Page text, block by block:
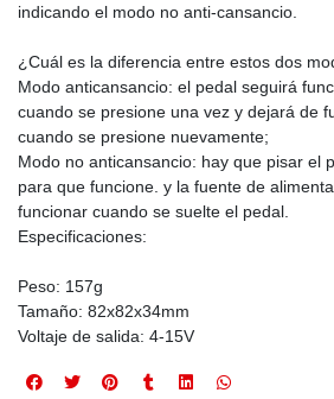
indicando el modo no anti-cansancio.
¿Cuál es la diferencia entre estos dos
Modo anticansancio: el pedal seguirá
cuando se presione una vez y dejará de
cuando se presione nuevamente;
Modo no anticansancio: hay que pisar el
para que funcione. y la fuente de
funcionar cuando se suelte el pedal.
Especificaciones:
Peso: 157g
Tamaño: 82x82x34mm
Voltaje de salida: 4-15V